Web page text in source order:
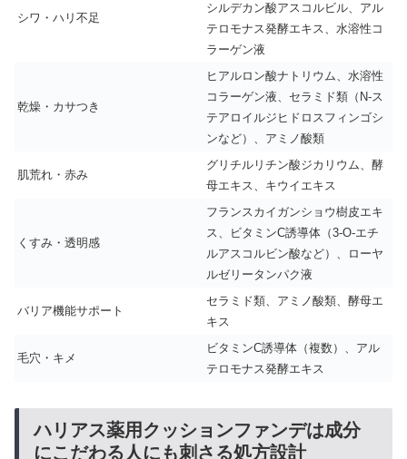
シワ・ハリ不足
シルデカン酸アスコルビル、アル
テロモナス発酵エキス、水溶性コ
ラーゲン液
乾燥・カサつき
ヒアルロン酸ナトリウム、水溶性
コラーゲン液、セラミド類（N-ス
テアロイルジヒドロスフィンゴシ
ンなど）、アミノ酸類
肌荒れ・赤み
グリチルリチン酸ジカリウム、酵
母エキス、キウイエキス
くすみ・透明感
フランスカイガンショウ樹皮エキ
ス、ビタミンC誘導体（3-O-エチ
ルアスコルビン酸など）、ローヤ
ルゼリータンパク液
バリア機能サポート
セラミド類、アミノ酸類、酵母エ
キス
毛穴・キメ
ビタミンC誘導体（複数）、アル
テロモナス発酵エキス
ハリアス薬用クッションファンデは成分
にこだわる人にも刺さる処方設計